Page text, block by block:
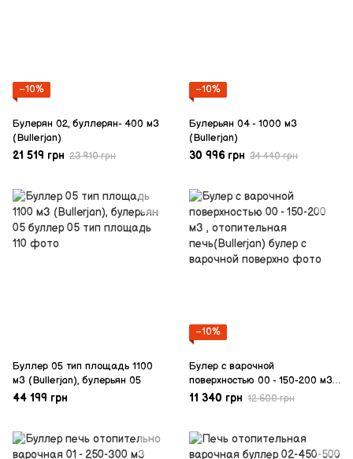
−10%
Булерян 02, буллерян- 400 м3
(Bullerjan)
21 519 грн 23 910 грн
−10%
Булерьян 04 - 1000 м3
(Bullerjan)
30 996 грн 34 440 грн
Буллер 05 тип площадь 1100
м3 (Bullerjan), булерьян 05
44 199 грн
−10%
Булер с варочной
поверхностью 00 - 150-200 м3 ,
отопительная печь(Bullerjan)
11 340 грн 12 600 грн